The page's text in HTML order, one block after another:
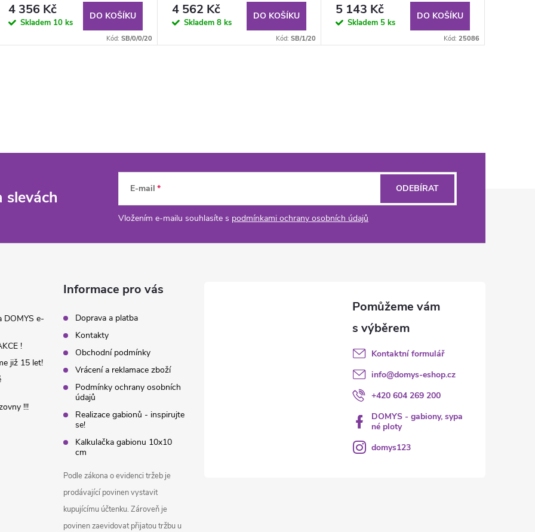
4 356 Kč
Skladem 10 ks
DO KOŠÍKU
Kód: SB/0/0/20
4 562 Kč
Skladem 8 ks
DO KOŠÍKU
Kód: SB/1/20
5 143 Kč
Skladem 5 ks
DO KOŠÍKU
Kód: 25086
slevách E-mail
Vložením e-mailu souhlasíte s podmínkami ochrany osobních údajů
ODEBÍRAT
DOMYS e-
!
již 15 let!
!!!
Informace pro vás
Doprava a platba
Kontakty
Obchodní podmínky
Vrácení a reklamace zboží
Podmínky ochrany osobních
údajů
Realizace gabionů - inspirujte
se!
Kalkulačka gabionu 10x10
cm
Podle zákona o evidenci tržeb je
prodávající povinen vystavit
kupujícímu účtenku. Zároveň je
povinen zaevidovat přijatou tržbu u
Kontaktní formulář
info@domys-eshop.cz
+420 604 269 200
DOMYS - gabiony, sypa
né ploty
domys123